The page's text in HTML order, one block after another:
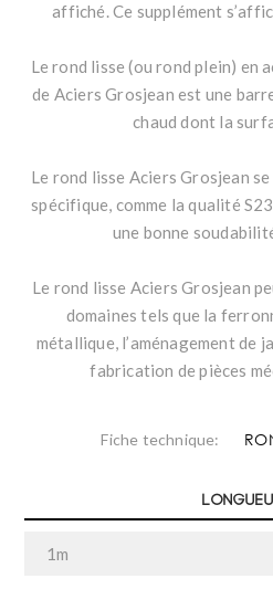
affiché. Ce supplément
Le rond lisse (ou rond plein) en
de Aciers Grosjean est une
chaud dont la
Le rond lisse Aciers Grosjean
spécifique, comme la qualité
une bonne
Le rond lisse Aciers Grosjean
domaines tels que la
métallique, l’aménagement de
fabrication de pièces
Fiche technique: